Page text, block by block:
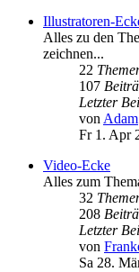
Illustratoren-
Alles zu den
zeichnen...
22
107
Letzter
vonAdam
Fr 1. Apr
Video-Ecke
Alles zum
32
208
Letzter
von
Sa 28.